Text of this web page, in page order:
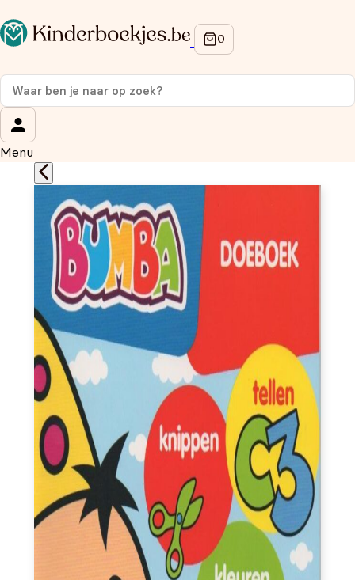
Menu
Op de hoogte blijven van onze acties?
Meld je aan voor onze nieuwsbrief en ontvang
korting
Wat is je voornaam?
Wat is je e-mailadres?*
Aanmelden
We gebruiken je gegevens om contact op te nemen, in
overeenstemming met onsprivacybeleid.